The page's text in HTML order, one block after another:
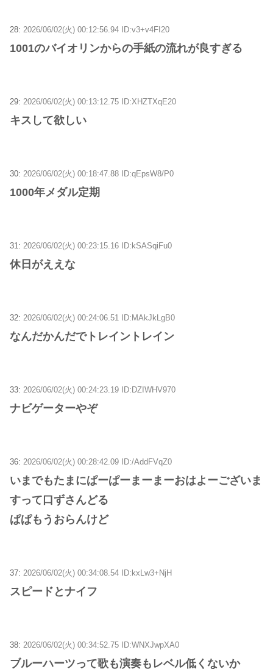
28: 2026/06/02(火) 00:12:56.94 ID:v3+v4FI20
1001のバイオリンからの手紙の流れが良すぎる
29: 2026/06/02(火) 00:13:12.75 ID:XHZTXqE20
キスして欲しい
30: 2026/06/02(火) 00:18:47.88 ID:qEpsW8/P0
1000年メダル定期
31: 2026/06/02(火) 00:23:15.16 ID:kSASqiFu0
休日がええな
32: 2026/06/02(火) 00:24:06.51 ID:MAkJkLgB0
なんだかんだでトレイントレイン
33: 2026/06/02(火) 00:24:23.19 ID:DZIWHV970
ナビゲーターやぞ
36: 2026/06/02(火) 00:28:42.09 ID:/AddFVqZ0
いまでもたまにぱーぱーまーまーおはよーございま
すって口ずさんどる
ぱぱもうおらんけど
37: 2026/06/02(火) 00:34:08.54 ID:kxLw3+NjH
スピードとナイフ
38: 2026/06/02(火) 00:34:52.75 ID:WNXJwpXA0
ブルーハーツって歌も演奏もレベル低くないか